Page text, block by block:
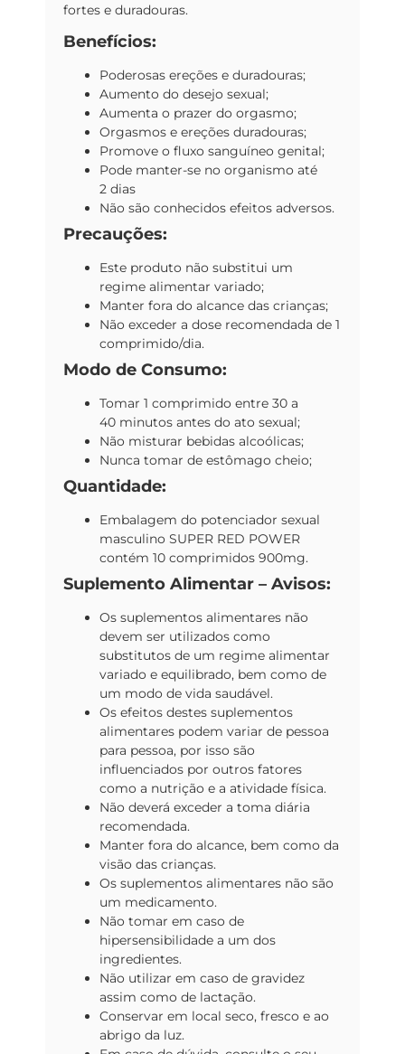
fortes e duradouras.
Benefícios:
Poderosas ereções e duradouras;
Aumento do desejo sexual;
Aumenta o prazer do orgasmo;
Orgasmos e ereções duradouras;
Promove o fluxo sanguíneo genital;
Pode manter-se no organismo até
2 dias
Não são conhecidos efeitos adversos.
Precauções:
Este produto não substitui um
regime alimentar variado;
Manter fora do alcance das crianças;
Não exceder a dose recomendada de 1
comprimido/dia.
Modo de Consumo:
Tomar 1 comprimido entre 30 a
40 minutos antes do ato sexual;
Não misturar bebidas alcoólicas;
Nunca tomar de estômago cheio;
Quantidade:
Embalagem do potenciador sexual
masculino SUPER RED POWER
contém 10 comprimidos 900mg.
Suplemento Alimentar – Avisos:
Os suplementos alimentares não
devem ser utilizados como
substitutos de um regime alimentar
variado e equilibrado, bem como de
um modo de vida saudável.
Os efeitos destes suplementos
alimentares podem variar de pessoa
para pessoa, por isso são
influenciados por outros fatores
como a nutrição e a atividade física.
Não deverá exceder a toma diária
recomendada.
Manter fora do alcance, bem como da
visão das crianças.
Os suplementos alimentares não são
um medicamento.
Não tomar em caso de
hipersensibilidade a um dos
ingredientes.
Não utilizar em caso de gravidez
assim como de lactação.
Conservar em local seco, fresco e ao
abrigo da luz.